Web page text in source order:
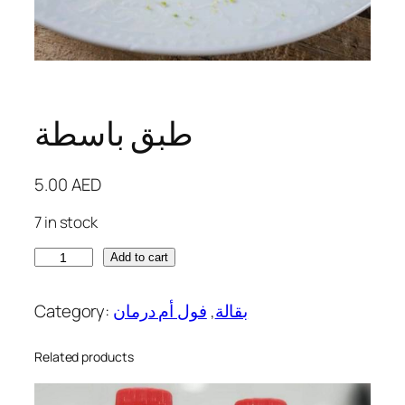
طبق باسطة
5.00AED
7 in stock
ق
ا
Add to cart
Category: بقالة, فول أم درمان
Related products